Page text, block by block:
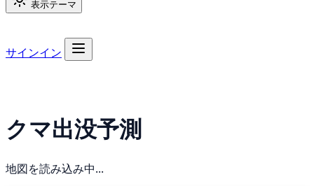
表示テーマ
サインイン
クマ出没予測
地図を読み込み中...